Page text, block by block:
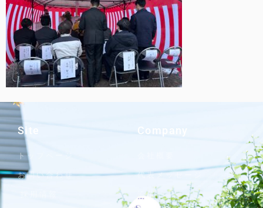
Site
トップページ
お問い合わせ
Company
代表メッセージ
沿革